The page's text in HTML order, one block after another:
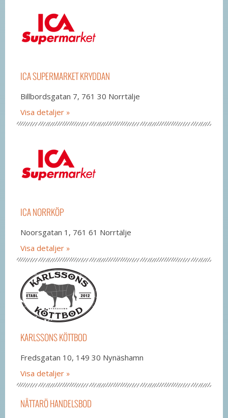
ICA SUPERMARKET KRYDDAN
Billbordsgatan 7, 761 30 Norrtälje
Visa detaljer
ICA NORRKÖP
Noorsgatan 1, 761 61 Norrtälje
Visa detaljer
KARLSSONS KÖTTBOD
Fredsgatan 10, 149 30 Nynäshamn
Visa detaljer
NÅTTARÖ HANDELSBOD